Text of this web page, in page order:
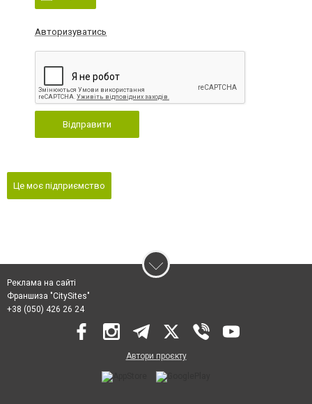
Авторизуватись
Відправити
Це моє підприємство
Реклама на сайті
Франшиза "CitySites"
+38 (050) 426 26 24
Автори проєкту